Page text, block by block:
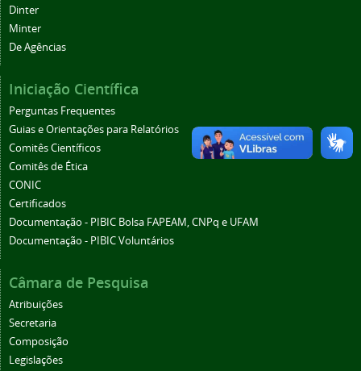
Dinter
Minter
De Agências
Iniciação Científica
Perguntas Frequentes
Guias e Orientações para Relatórios
Comitês Científicos
Comitês de Ética
CONIC
Certificados
Documentação - PIBIC Bolsa FAPEAM, CNPq e UFAM
Documentação - PIBIC Voluntários
Câmara de Pesquisa
Atribuições
Secretaria
Composição
Legislações